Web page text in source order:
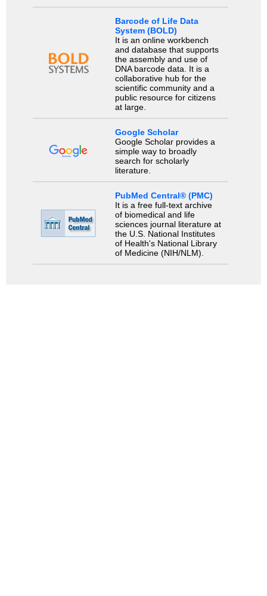
Barcode of Life Data
System (BOLD)
It is an online workbench
and database that supports
the assembly and use of
DNA barcode data. It is a
collaborative hub for the
scientific community and a
public resource for citizens
at large.
Google Scholar
Google Scholar provides a
simple way to broadly
search for scholarly
literature.
PubMed Central® (PMC)
It is a free full-text archive
of biomedical and life
sciences journal literature at
the U.S. National Institutes
of Health's National Library
of Medicine (NIH/NLM).